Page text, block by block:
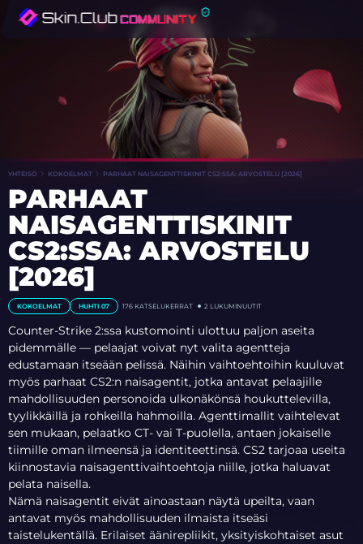
YHTEISÖ KOKOELMAT PARHAAT NAISAGENTTISKINIT CS2:SSA: ARVOSTELU [2026]
PARHAAT
NAISAGENTTISKINIT
CS2:SSA: ARVOSTELU
[2026]
KOKOELMAT HUHTI 07 176 KATSELUKERRAT 2 LUKUMINUUTIT
Counter-Strike 2:ssa kustomointi ulottuu paljon aseita
pidemmälle — pelaajat voivat nyt valita agentteja
edustamaan itseään pelissä. Näihin vaihtoehtoihin kuuluvat
myös parhaat CS2:n naisagentit, jotka antavat pelaajille
mahdollisuuden personoida ulkonäkönsä houkuttelevilla,
tyylikkäillä ja rohkeilla hahmoilla. Agenttimallit vaihtelevat
sen mukaan, pelaatko CT- vai T-puolella, antaen jokaiselle
tiimille oman ilmeensä ja identiteettinsä. CS2 tarjoaa useita
kiinnostavia naisagenttivaihtoehtoja niille, jotka haluavat
pelata naisella.
Nämä naisagentit eivät ainoastaan näytä upeilta, vaan
antavat myös mahdollisuuden ilmaista itseäsi
taistelukentällä. Erilaiset äänirepliikit, yksityiskohtaiset asut